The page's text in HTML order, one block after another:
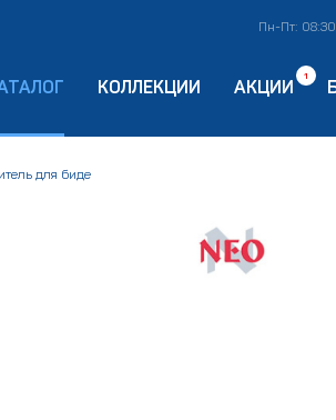
Пн-Пт: 08:30
КОЛЛЕКЦИИ АКЦИИ
1
для биде